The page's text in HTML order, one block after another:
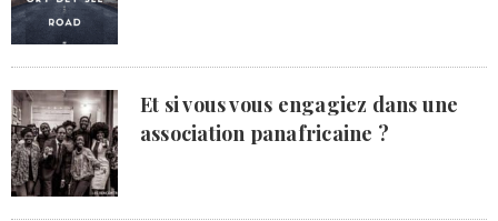
Et si vous vous engagiez dans une
association panafricaine ?